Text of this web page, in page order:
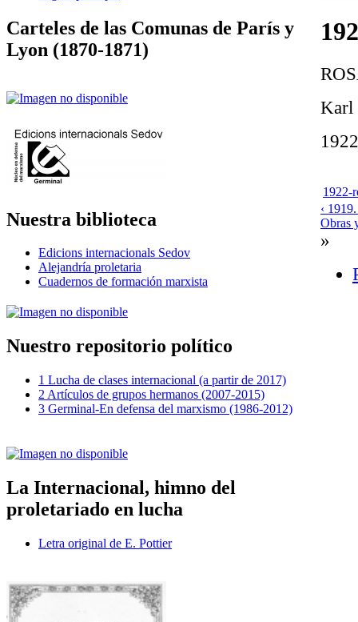
Carteles de las Comunas de París y
Lyon (1870-1871)
Nuestra biblioteca
Edicions internacionals Sedov
Alejandría proletaria
Cuadernos de formación marxista
Nuestro repositorio político
1 Lucha de clases internacional (a partir de 2017)
2 Artículos de grupos hermanos (2007-2015)
3 Germinal-En defensa del marxismo (1986-2012)
La Internacional, himno del
proletariado en lucha
Letra original de E. Pottier
Karl
1922
1922-
‹
Obras
»